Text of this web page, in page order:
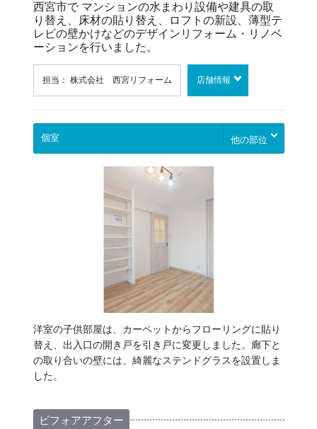
西宮市で マンションの水まわり設備や建具の取
り替え、床材の貼り替え、ロフトの新設、薄型テ
レビの壁かけなどのデザインリフォーム・リノベ
ーションを行いました。
担当： 株式会社 西宮リフォーム 店舗情報
他の部位
洋室の子供部屋は、カーペットからフローリングに貼り
替え、出入口の開き戸を引き戸に変更しました。廊下と
の取り合いの壁には、綺麗なステンドグラスを設置しま
した。
ビフォアアフター